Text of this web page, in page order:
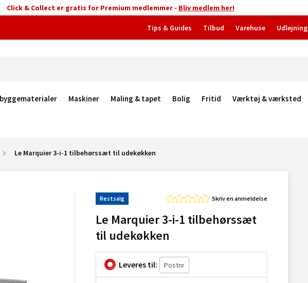
Click & Collect er gratis for Premium medlemmer - Bliv medlem her!
Tips & Guides Tilbud Varehuse Udlejning
Maskiner Maling & tapet Bolig Fritid Værktøj & værksted
Le Marquier 3-i-1 tilbehørssæt til udekøkken
Restsalg Skriv en anmeldelse
Le Marquier 3-i-1 tilbehørssæt
til udekøkken
Leveres til: